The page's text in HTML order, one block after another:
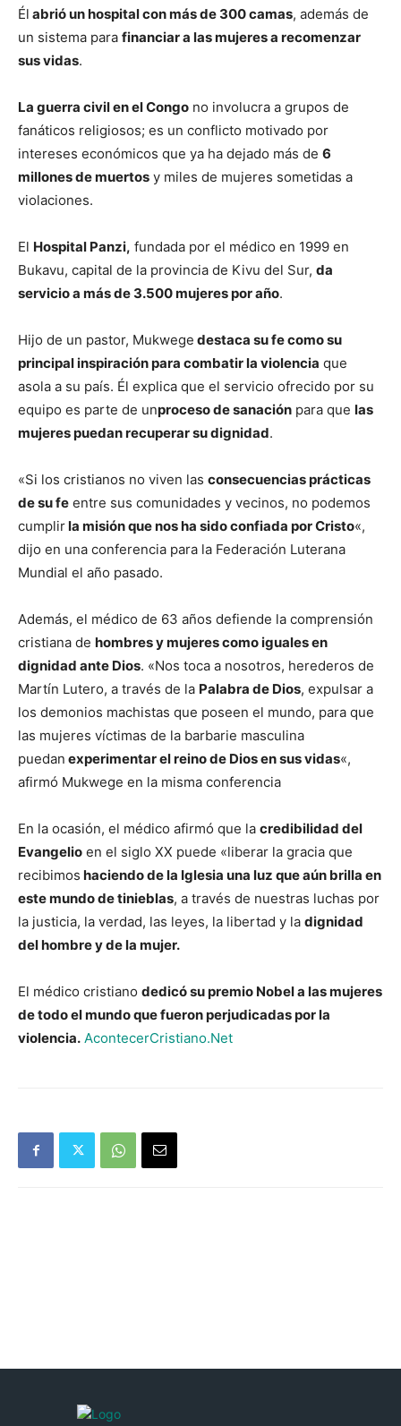
Él abrió un hospital con más de 300 camas, además de
un sistema para financiar a las mujeres a recomenzar
sus vidas.
La guerra civil en el Congo no involucra a grupos de
fanáticos religiosos; es un conflicto motivado por
intereses económicos que ya ha dejado más de 6
millones de muertos y miles de mujeres sometidas a
violaciones.
El Hospital Panzi, fundada por el médico en 1999 en
Bukavu, capital de la provincia de Kivu del Sur, da
servicio a más de 3.500 mujeres por año.
Hijo de un pastor, Mukwege destaca su fe como su
principal inspiración para combatir la violencia que
asola a su país. Él explica que el servicio ofrecido por su
equipo es parte de unproceso de sanación para que las
mujeres puedan recuperar su dignidad.
«Si los cristianos no viven las consecuencias prácticas
de su fe entre sus comunidades y vecinos, no podemos
cumplirla misión que nos ha sido confiada por Cristo«,
dijo en una conferencia para la Federación Luterana
Mundial el año pasado.
Además, el médico de 63 años defiende la comprensión
cristiana de hombres y mujeres como iguales en
dignidad ante Dios. «Nos toca a nosotros, herederos de
Martín Lutero, a través de la Palabra de Dios, expulsar a
los demonios machistas que poseen el mundo, para que
las mujeres víctimas de la barbarie masculina
puedan experimentar el reino de Dios en sus vidas«,
afirmó Mukwege en la misma conferencia
En la ocasión, el médico afirmó que la credibilidad del
Evangelio en el siglo XX puede «liberar la gracia que
recibimos haciendo de la Iglesia una luz que aún brilla en
este mundo de tinieblas, a través de nuestras luchas por
la justicia, la verdad, las leyes, la libertad y la dignidad
del hombre y de la mujer.
El médico cristiano dedicó su premio Nobel a las mujeres
de todo el mundo que fueron perjudicadas por la
violencia. AcontecerCristiano.Net